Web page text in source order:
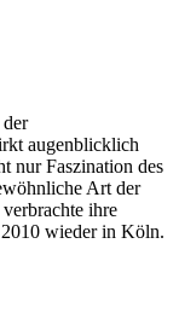
augenblicklich
nur Faszination des
Art der
ihre
wieder in Köln.